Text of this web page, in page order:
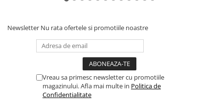
Books and Codex
Star Wars figurine
Friday The 13th
Newsletter Nu rata ofertele si promotiile noastre
Vreau sa primesc newsletter cu promotiile
magazinului. Afla mai multe in Politica de
Confidentialitate